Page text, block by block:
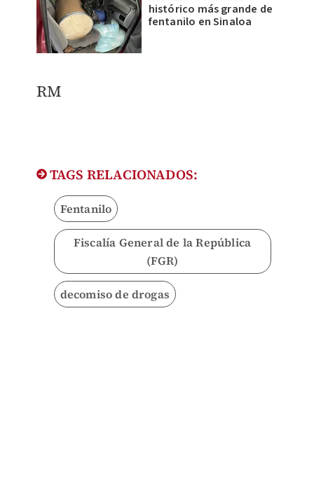
histórico más grande de
fentanilo en Sinaloa
RM
TAGS RELACIONADOS:
Fentanilo
Fiscalía General de la República
(FGR)
decomiso de drogas